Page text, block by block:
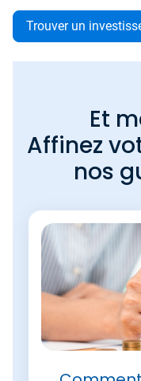
Trouver un
Et
Affinez
nos